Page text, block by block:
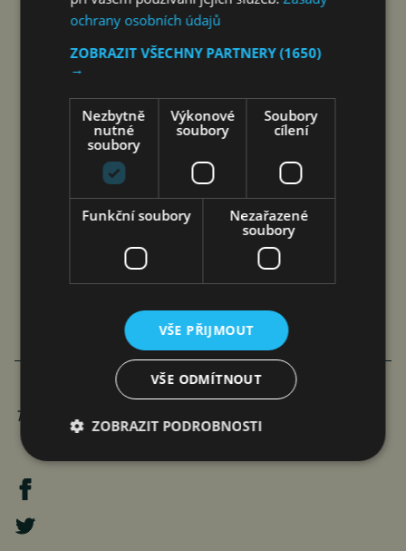
UŽ OTEC KAPITALISMU
V 17. STOLETÍ VAROVAL
PŘED DNEŠNÍ
EKONOMIKOU
Timur Barotov 25. 1. 2026
Titulek a mezititulky vložil Svět hospodářství
ochrany osobních údajů
ZOBRAZIT VŠECHNY PARTNERY(1650)
→
Nezbytně
nutné
soubory
Výkonové
soubory
Soubory
cílení
Funkční soubory
Nezařazené
soubory
VŠE PŘIJMOUT
VŠE ODMÍTNOUT
ZOBRAZIT PODROBNOSTI